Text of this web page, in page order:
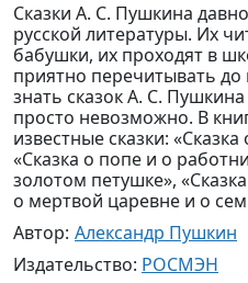
Сказки А. С. Пушкина
русской литературы. Их
бабушки, их проходят в
приятно перечитывать до
знать сказок А. С.
просто невозможно. В
известные сказки:
«Сказка о попе и о
золотом петушке»,
о мертвой царевне и о
Автор: Александр Пушкин
Издательство: РОСМЭН